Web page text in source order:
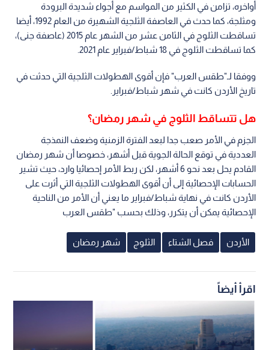
أواخره، تزامن في الكثير من المواسم مع أجواء شديدة البرودة
ومثلجة، كما حدث في العاصفة الثلجية الشهيرة من العام 1992، أيضا
تساقطت الثلوج في الثامن عشر من الشهر عام 2015 (عاصفة جنى)،
كما تساقطت الثلوج في 18 شباط/فبراير عام 2021.
ووفقا لـ"طقس العرب" فإن أقوى الهطولات الثلجية التي حدثت في
تاريخ الأردن كانت في شهر شباط/فبراير.
هل تتساقط الثلوج في شهر رمضان؟
الجزم في الأمر صعب جدا لبعد الفترة الزمنية وضعف النمذجة
العددية في توقع الحالة الجوية قبل أشهر، خصوصا أن شهر رمضان
القادم يحل بعد نحو 6 أشهر، لكن ربط الأمر إحصائيا وارد، حيث تشير
الحسابات الإحصائية إلى أن أقوى الهطولات الثلجية التي أثرت على
الأردن كانت في نهاية شباط/فبراير ما يعني أن الأمر من الناحية
الإحصائية يمكن أن يتكرر، وذلك بحسب "طقس العرب
الأردن فصل الشتاء الثلوج شهر رمضان
اقرأ أيضاً